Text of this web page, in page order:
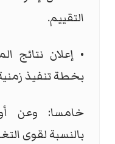
التقييم.
• إعلان نتائج
بخطة تنفيذ
خامسا: وعن
بالنسبة لقوى